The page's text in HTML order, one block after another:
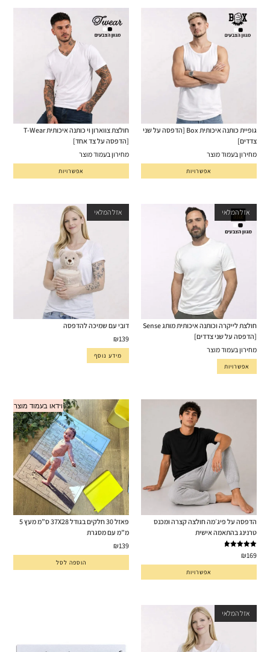
גופיית כותנה איכותית Box [הדפסה על שני
צדדים]
מחירון בעמוד מוצר
אפשרויות
חולצת צווארון וי כותנה איכותית T-Wear
[הדפסה על צד אחד]
מחירון בעמוד מוצר
אפשרויות
אזל המלאי
חולצת לייקרה וכותנה איכותית מותג Sense
[הדפסה על שני צדדים]
מחירון בעמוד מוצר
אפשרויות
אזל המלאי
דובי עם שמיכה להדפסה
₪139
מידע נוסף
הדפסה על פיג׳מה חולצה קצרה ומכנס
טרנינג בהתאמה אישית
דורג5.00
₪169
אפשרויות
וידאו בעמוד מוצר
פאזל 30 חלקים בגודל 37X28 ס”מ מעץ 5
מ”מ עם מסגרת
₪139
הוספה לסל
אזל המלאי